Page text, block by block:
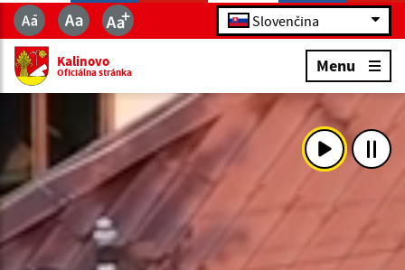
Slovenčina
Kalinovo
Oficiálna stránka Menu